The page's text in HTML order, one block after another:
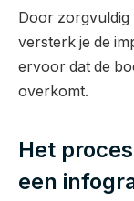
Door
versterk je de
ervoor dat de
overkomt.
Het
een